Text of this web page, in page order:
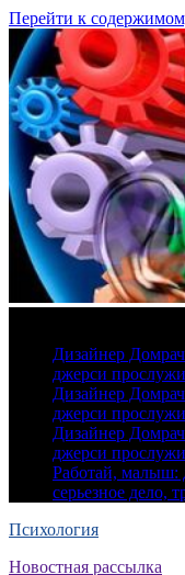
Перейти к
Дизайнер
джерси
Дизайнер
джерси
Дизайнер
джерси
Работай, малыш:
серьезное дело,
Психология
Новостная рассылка